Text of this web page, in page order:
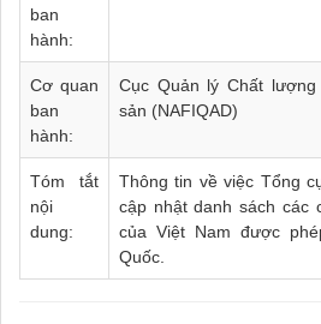
ban
hành:
Cơ quan
ban
hành:
Cục Quản lý Chất
sản (NAFIQAD)
Tóm tắt
nội
dung:
Thông tin về việc Tổng
cập nhật danh sách các
của Việt Nam được
Quốc.